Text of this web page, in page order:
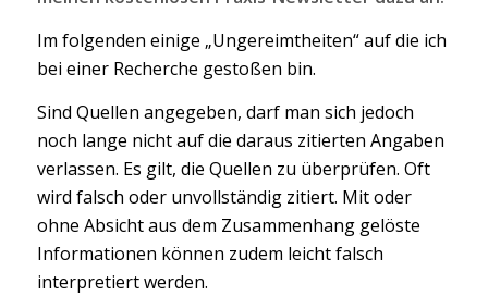
Im folgenden einige „Ungereimtheiten“ auf die ich
bei einer Recherche gestoßen bin.
Sind Quellen angegeben, darf man sich jedoch
noch lange nicht auf die daraus zitierten Angaben
verlassen. Es gilt, die Quellen zu überprüfen. Oft
wird falsch oder unvollständig zitiert. Mit oder
ohne Absicht aus dem Zusammenhang gelöste
Informationen können zudem leicht falsch
interpretiert werden.